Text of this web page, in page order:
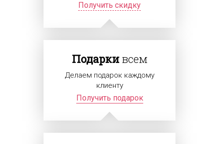
Получить скидку
Подаркивсем
Делаем подарок каждому
клиенту
Получить подарок